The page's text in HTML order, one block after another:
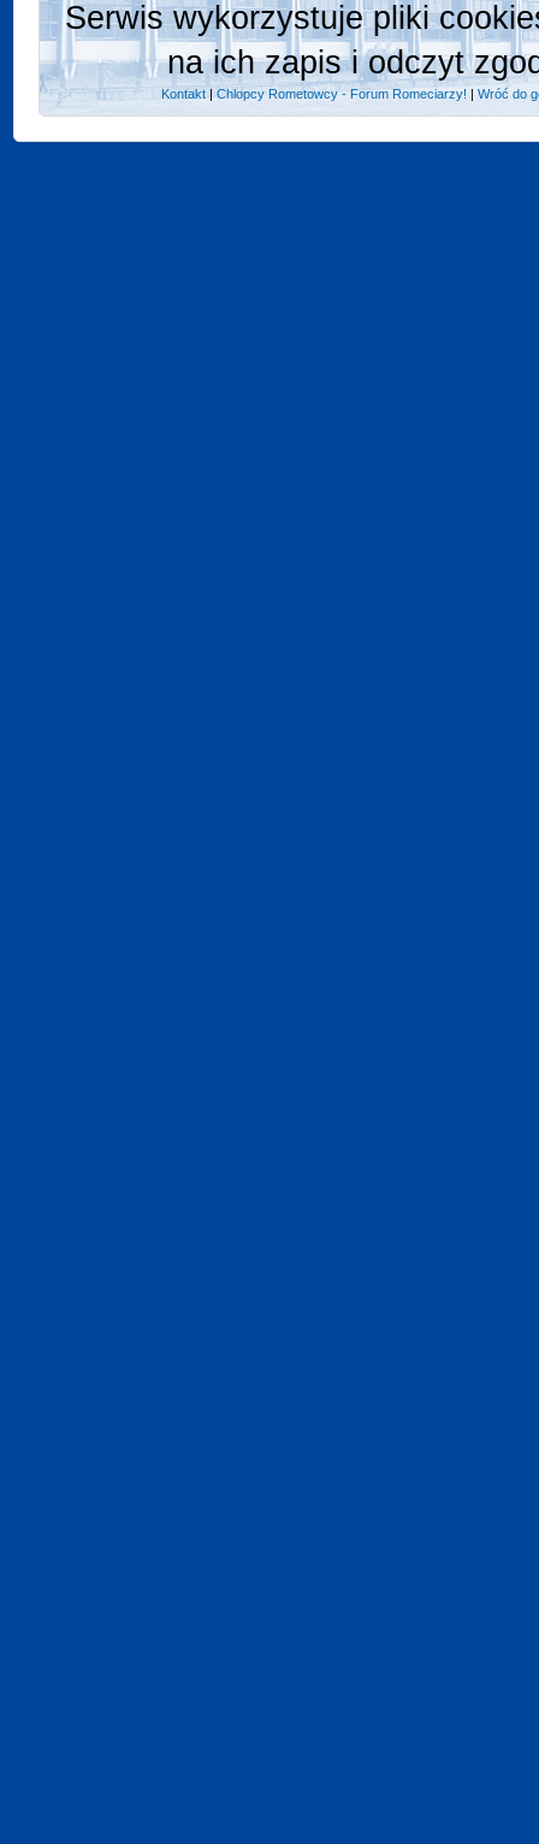
Serwis wykorzystuje pliki
na ich zapis i odczyt
Kontakt |Chlopcy Rometowcy - Forum Romeciarzy! |Wróć do